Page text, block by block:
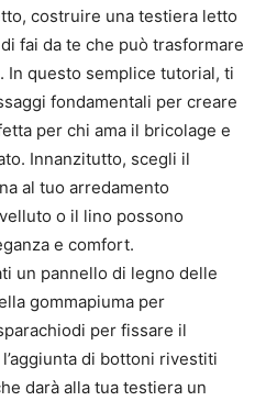
costruire una testiera letto
fai da te che può trasformare
In questo semplice tutorial, ti
fondamentali per creare
per chi ama il bricolage e
Innanzitutto, scegli il
al tuo arredamento
o il lino possono
e comfort.
un pannello di legno delle
gommapiuma per
per fissare il
di bottoni rivestiti
darà alla tua testiera un